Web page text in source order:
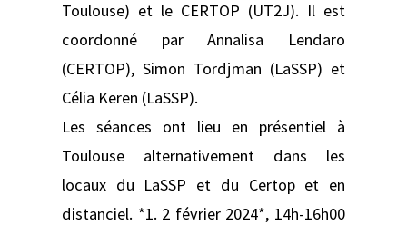
Toulouse) et le CERTOP (UT2J). Il est
coordonné par Annalisa Lendaro
(CERTOP), Simon Tordjman (LaSSP) et
Célia Keren (LaSSP).
Les séances ont lieu en présentiel à
Toulouse alternativement dans les
locaux du LaSSP et du Certop et en
distanciel. *1. 2 février 2024*, 14h-16h00